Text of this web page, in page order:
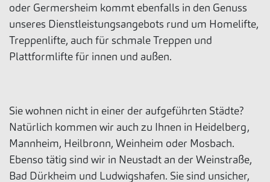
oder Germersheim kommt ebenfalls in den Genuss
unseres Dienstleistungsangebots rund um Homelifte,
Treppenlifte, auch für schmale Treppen und
Plattformlifte für innen und außen.
Sie wohnen nicht in einer der aufgeführten Städte?
Natürlich kommen wir auch zu Ihnen in Heidelberg,
Mannheim, Heilbronn, Weinheim oder Mosbach.
Ebenso tätig sind wir in Neustadt an der Weinstraße,
Bad Dürkheim und Ludwigshafen. Sie sind unsicher,